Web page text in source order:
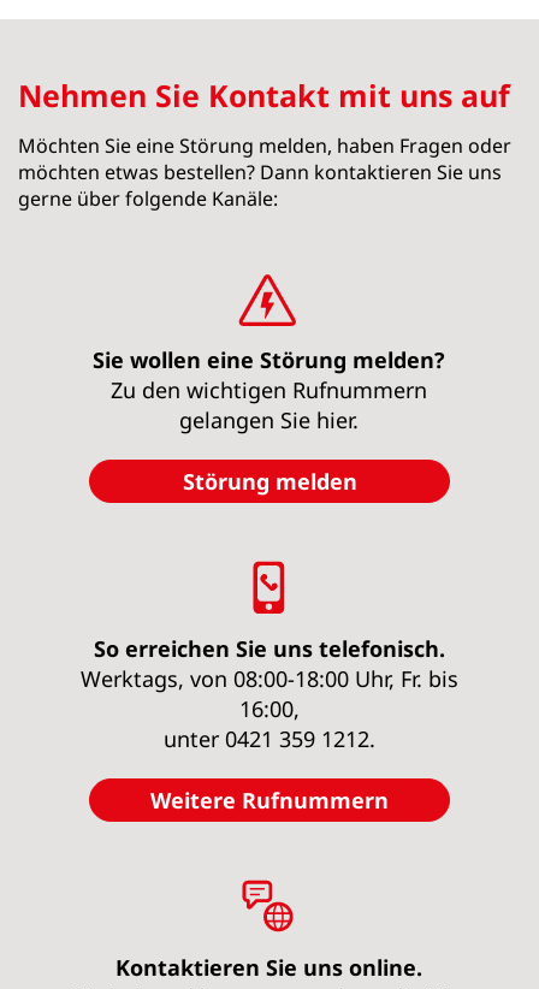
Nehmen Sie Kontakt mit uns auf
Möchten Sie eine Störung melden, haben Fragen oder
möchten etwas bestellen? Dann kontaktieren Sie uns
gerne über folgende Kanäle:
Sie wollen eine Störung melden?
Zu den wichtigen Rufnummern
gelangen Sie hier.
Störung melden
So erreichen Sie uns telefonisch.
Werktags, von 08:00-18:00 Uhr, Fr. bis
16:00,
unter 0421 359 1212.
Weitere Rufnummern
Kontaktieren Sie uns online.